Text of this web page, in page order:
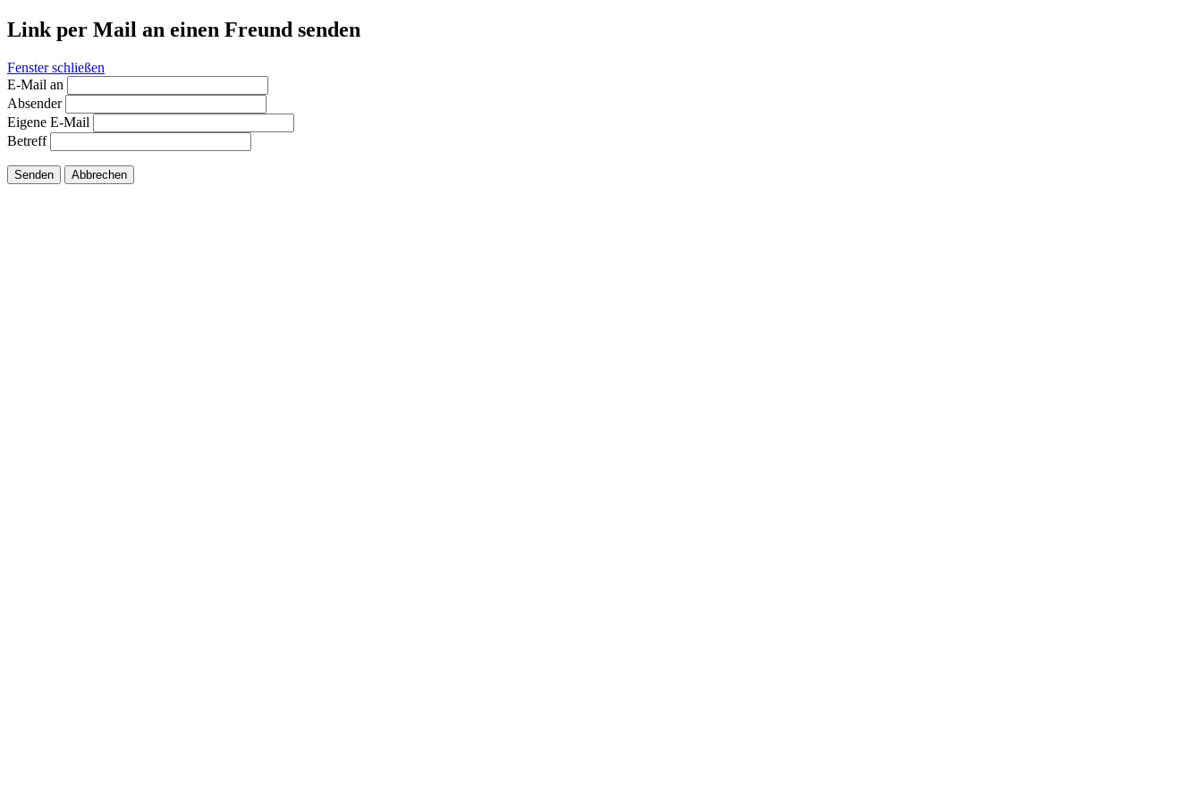
Link per Mail an einen Freund senden
Fenster schließen
E-Mail an
Absender
Eigene E-Mail
Betreff
Senden Abbrechen